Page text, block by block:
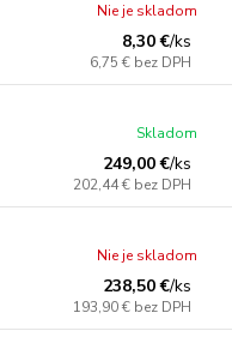
8,30 €/ks
6,75 € bez DPH
Nie je skladom
249,00 €/ks
202,44 € bez DPH
Skladom
238,50 €/ks
193,90 € bez DPH
Nie je skladom